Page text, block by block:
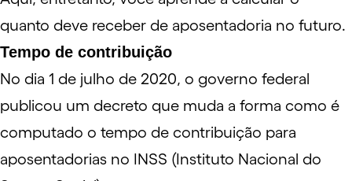
quanto deve receber de aposentadoria no futuro.
Tempo de contribuição
No dia 1 de julho de 2020, o governo federal
publicou um decreto que muda a forma como é
computado o tempo de contribuição para
aposentadorias no INSS (Instituto Nacional do